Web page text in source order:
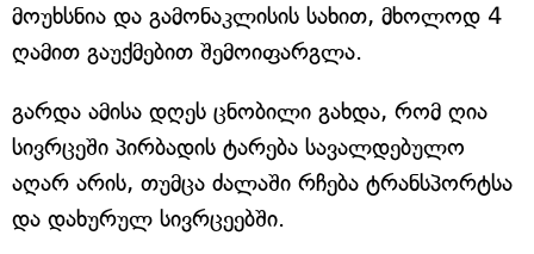
მოუხსნია და გამონაკლისის სახით, მხოლოდ 4
ღამით გაუქმებით შემოიფარგლა.
გარდა ამისა დღეს ცნობილი გახდა, რომ ღია
სივრცეში პირბადის ტარება სავალდებულო
აღარ არის, თუმცა ძალაში რჩება ტრანსპორტსა
და დახურულ სივრცეებში.